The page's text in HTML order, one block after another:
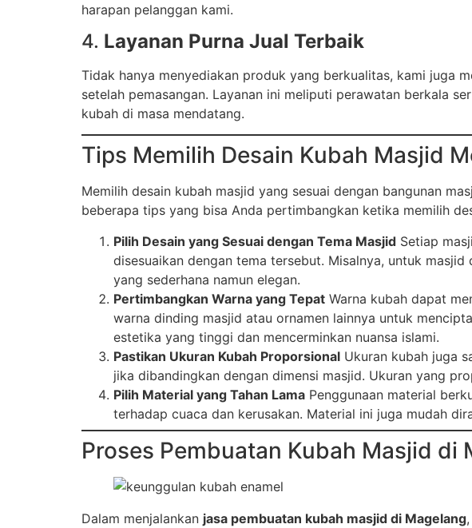
harapan pelanggan kami.
4. Layanan Purna Jual Terbaik
Tidak hanya menyediakan produk yang berkualitas, kami juga
setelah pemasangan. Layanan ini meliputi perawatan berkala
kubah di masa mendatang.
Tips Memilih Desain Kubah Masjid
Memilih desain kubah masjid yang sesuai dengan bangunan
beberapa tips yang bisa Anda pertimbangkan ketika memilih
Pilih Desain yang Sesuai dengan Tema Masjid Setiap
disesuaikan dengan tema tersebut. Misalnya, untuk
yang sederhana namun elegan.
Pertimbangkan Warna yang Tepat Warna kubah dapat
warna dinding masjid atau ornamen lainnya untuk
estetika yang tinggi dan mencerminkan nuansa islami.
Pastikan Ukuran Kubah Proporsional Ukuran kubah juga
jika dibandingkan dengan dimensi masjid. Ukuran yang
Pilih Material yang Tahan Lama Penggunaan material
terhadap cuaca dan kerusakan. Material ini juga mudah
Proses Pembuatan Kubah Masjid di
Dalam menjalankan jasa pembuatan kubah masjid di Magelang